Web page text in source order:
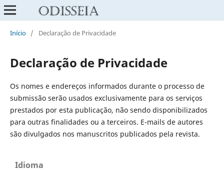
Início / Declaração de Privacidade
Declaração de Privacidade
Os nomes e endereços informados durante o processo de
submissão serão usados exclusivamente para os serviços
prestados por esta publicação, não sendo disponibilizados
para outras finalidades ou a terceiros. E-mails de autores
são divulgados nos manuscritos publicados pela revista.
Idioma